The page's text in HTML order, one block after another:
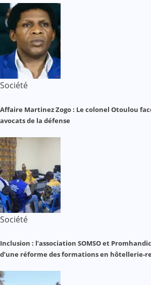
Société
Affaire Martinez Zogo : Le colonel Otoulou
avocats de la défense
Société
Inclusion : l’association SOMSO et
d’une réforme des formations en hôtellerie-